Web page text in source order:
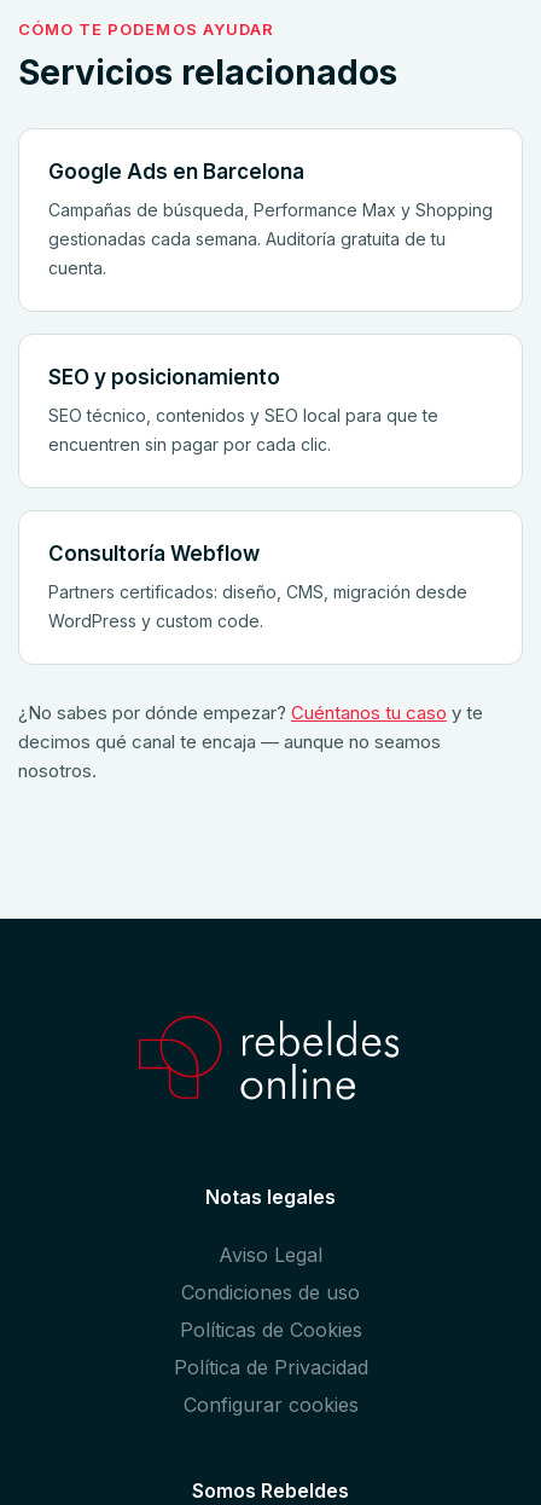
CÓMO TE PODEMOS AYUDAR
Servicios relacionados
Google Ads en Barcelona
Campañas de búsqueda, Performance Max y Shopping
gestionadas cada semana. Auditoría gratuita de tu
cuenta.
SEO y posicionamiento
SEO técnico, contenidos y SEO local para que te
encuentren sin pagar por cada clic.
Consultoría Webflow
Partners certificados: diseño, CMS, migración desde
WordPress y custom code.
¿No sabes por dónde empezar? Cuéntanos tu caso y te
decimos qué canal te encaja — aunque no seamos
nosotros.
Notas legales
Aviso Legal
Condiciones de uso
Políticas de Cookies
Política de Privacidad
Configurar cookies
Somos Rebeldes